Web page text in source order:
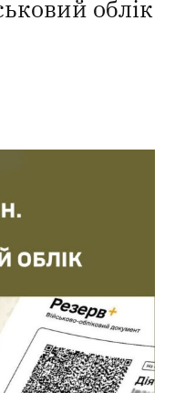
облік